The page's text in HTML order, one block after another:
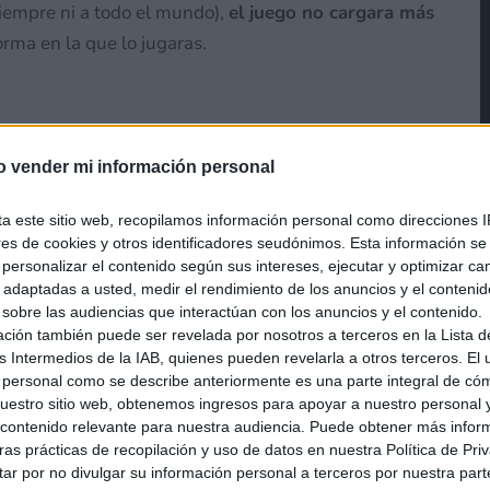
vender mi información personal
este sitio web, recopilamos información personal como direcciones
de cookies y otros identificadores seudónimos. Esta información
el contenido según sus intereses, ejecutar y optimizar
adaptadas a usted, medir el rendimiento de los anuncios y el
las audiencias que interactúan con los anuncios y el contenido.
también puede ser revelada por nosotros a terceros en la Lista
Intermedios de la IAB, quienes pueden revelarla a otros terceros. El
como se describe anteriormente es una parte integral de
sitio web, obtenemos ingresos para apoyar a nuestro personal
relevante para nuestra audiencia. Puede obtener más
prácticas de recopilación y uso de datos en nuestra Política de
por no divulgar su información personal a terceros por nuestra
ni a todo el mundo), el juego no cargara más
en la que lo jugaras.
1.19.71 de Minecraft
1.19.71 para Minecraft Bedrock, una
de molestos errores, algunos concretos para
usuario de PC te comentó que no era capaz de ver
de tener el ray traicing activado! Por suerte este
que verás a continuación